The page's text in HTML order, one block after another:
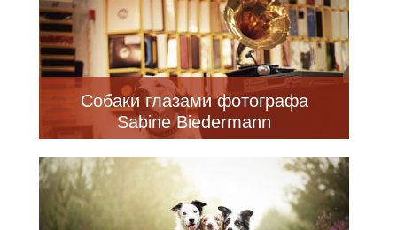
Собаки глазами фотографа
Sabine Biedermann